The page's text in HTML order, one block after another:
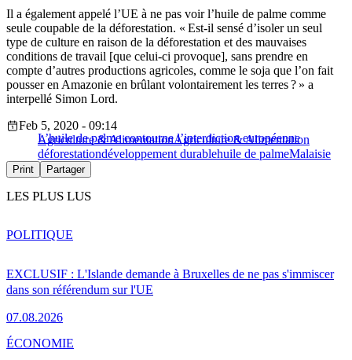
Il a également appelé l’UE à ne pas voir l’huile de palme comme
seule coupable de la déforestation. « Est-il sensé d’isoler un seul
type de culture en raison de la déforestation et des mauvaises
conditions de travail [que celui-ci provoque], sans prendre en
compte d’autres productions agricoles, comme le soja que l’on fait
pousser en Amazonie en brûlant volontairement les terres ? » a
interpellé Simon Lord.
L’huile de palme contourne l’interdiction européenne
Feb 5, 2020 - 09:14
Agriculture & AlimentationAgriculture & Alimentation
déforestationdéveloppement durablehuile de palmeMalaisie
Print Partager
LES PLUS LUS
EXCLUSIF : L'Islande demande à Bruxelles de ne pas s'immiscer
dans son référendum sur l'UE
07.08.2026
POLITIQUE
ÉCONOMIE